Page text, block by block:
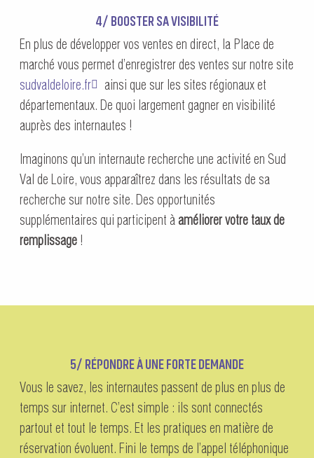
4/ BOOSTER SA VISIBILITÉ
En plus de développer vos ventes en direct, la Place de
marché vous permet d’enregistrer des ventes sur notre site
sudvaldeloire.fr
ainsi que sur les sites régionaux et
départementaux. De quoi largement gagner en visibilité
auprès des internautes !
Imaginons qu’un internaute recherche une activité en Sud
Val de Loire, vous apparaîtrez dans les résultats de sa
recherche sur notre site. Des opportunités
supplémentaires qui participent à améliorer votre taux de
remplissage!
5/ RÉPONDRE À UNE FORTE DEMANDE
Vous le savez, les internautes passent de plus en plus de
temps sur internet. C’est simple : ils sont connectés
partout et tout le temps. Et les pratiques en matière de
réservation évoluent. Fini le temps de l’appel téléphonique